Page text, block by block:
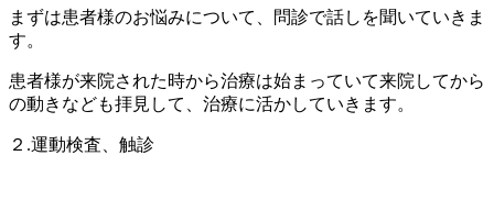
まずは患者様のお悩みについて、問診で話しを聞いていきま
す。
患者様が来院された時から治療は始まっていて来院してから
の動きなども拝見して、治療に活かしていきます。
２.運動検査、触診